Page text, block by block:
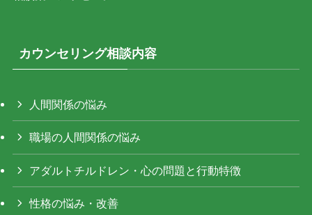
カウンセリング相談内容
人間関係の悩み
職場の人間関係の悩み
アダルトチルドレン・心の問題と行動特徴
性格の悩み・改善